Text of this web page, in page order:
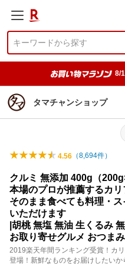
8/
タマチャンショップ
4.56 （8,694件）
クルミ 無添加 400g（
本場のプロが推薦するカ
そのまま食べても料理・
いただけます
|胡桃 無塩 無油 生くるみ
お取り寄せグルメ おつま
2019楽天年間ランキング受賞！カ
登場！新鮮なものをお届けしたい